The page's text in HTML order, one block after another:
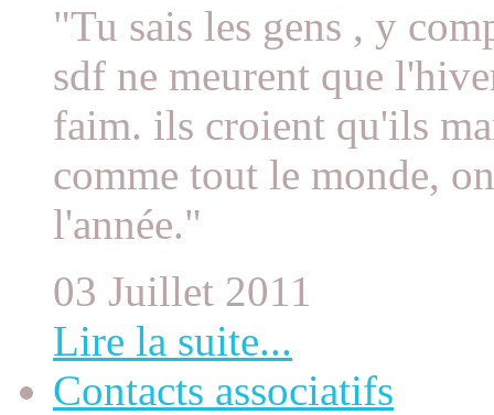
"Tu sais les gens , y
sdf ne meurent que
faim. ils croient qu'ils
comme tout le monde,
l'année."
03 Juillet 2011
Lire la suite...
Contacts associatifs